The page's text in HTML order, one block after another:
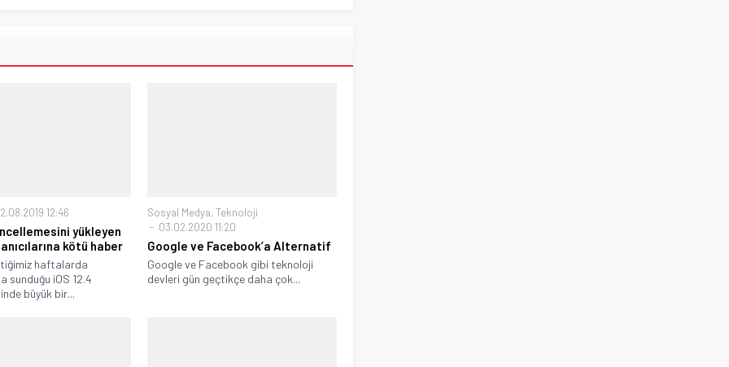
12:46
yükleyen
kötü haber
haftalarda
sunduğu iOS 12.4
büyük bir...
Sosyal Medya, Teknoloji
03.02.2020 11:20
Google ve Facebook’a Alternatif
Google ve Facebook gibi teknoloji
devleri gün geçtikçe daha çok...